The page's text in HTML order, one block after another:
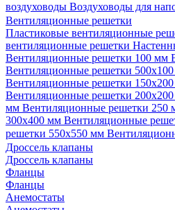
воздуховоды Воздуховоды для
Вентиляционные решетки
Пластиковые вентиляционные
вентиляционные решетки
Вентиляционные решетки 100 мм
Вентиляционные решетки
Вентиляционные решетки
Вентиляционные решетки
мм Вентиляционные решетки 250
300х400 мм Вентиляционные
решетки 550х550 мм
Дроссель клапаны
Дроссель клапаны
Фланцы
Фланцы
Анемостаты